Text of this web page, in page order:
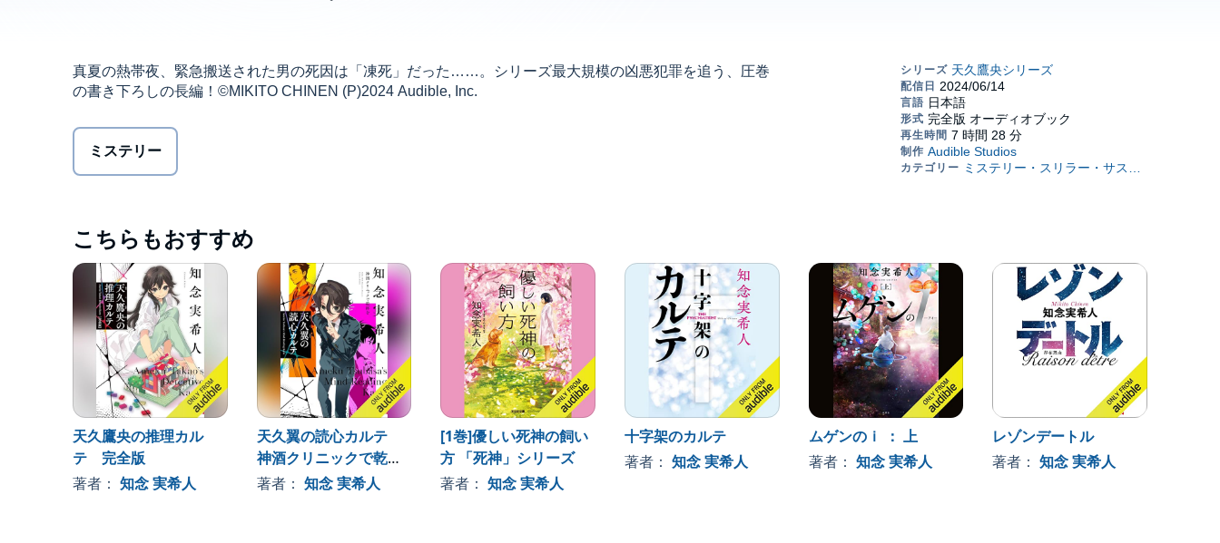
真夏の熱帯夜、緊急搬送された男の死因は「凍死」だった……。シリーズ最大規模の凶悪犯罪を追う、圧巻
の書き下ろしの長編！©MIKITO CHINEN (P)2024 Audible, Inc.
ミステリー
こちらもおすすめ
天久鷹央の推理カル
テ 完全版
著者： 知念 実希人
天久翼の読心カルテ
神酒クリニックで乾杯
を
著者： 知念 実希人
[1巻]優しい死神の飼い
方 「死神」シリーズ
著者：知念 実希人
十字架のカルテ
著者： 知念 実希人
ムゲンのｉ ： 上
著者： 知念 実希人
レゾンデートル
著者：知念 実希人